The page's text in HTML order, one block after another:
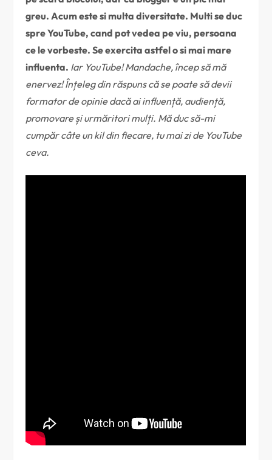
greu. Acum este si multa diversitate. Multi se duc
spre YouTube, cand pot vedea pe viu, persoana
ce le vorbeste. Se exercita astfel o si mai mare
influenta. Iar YouTube! Mandache, încep să mă
enervez! Înțeleg din răspuns că se poate să devii
formator de opinie dacă ai influență, audiență,
promovare și urmăritori mulți. Mă duc să-mi
cumpăr câte un kil din fiecare, tu mai zi de YouTube
ceva.